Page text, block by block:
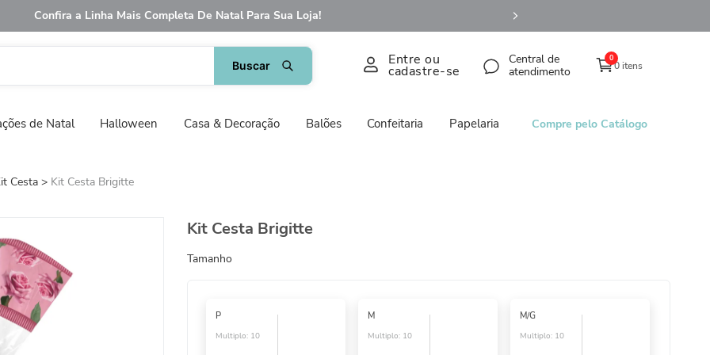
Confira a Linha Mais Completa De Natal Para Sua Loja!
Entre ou
cadastre-se
Central de
atendimento
0
0 itens
de Natal Halloween Casa & Decoração Balões Confeitaria Papelaria Compre pelo Catálogo
Cesta Kit Cesta Brigitte
Kit Cesta Brigitte
Tamanho
P
Multiplo: 10
M
Multiplo: 10
M/G
Multiplo: 10